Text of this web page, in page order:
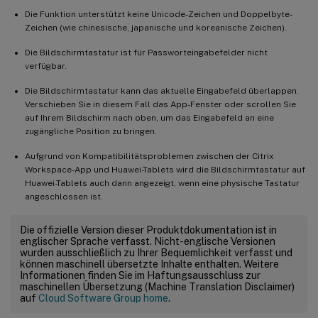
Die Funktion unterstützt keine Unicode-Zeichen und Doppelbyte-
Zeichen (wie chinesische, japanische und koreanische Zeichen).
Die Bildschirmtastatur ist für Passworteingabefelder nicht
verfügbar.
Die Bildschirmtastatur kann das aktuelle Eingabefeld überlappen.
Verschieben Sie in diesem Fall das App-Fenster oder scrollen Sie
auf Ihrem Bildschirm nach oben, um das Eingabefeld an eine
zugängliche Position zu bringen.
Aufgrund von Kompatibilitätsproblemen zwischen der Citrix
Workspace-App und Huawei-Tablets wird die Bildschirmtastatur auf
Huawei-Tablets auch dann angezeigt, wenn eine physische Tastatur
angeschlossen ist.
Die offizielle Version dieser Produktdokumentation ist in
englischer Sprache verfasst. Nicht-englische Versionen
wurden ausschließlich zu Ihrer Bequemlichkeit verfasst und
können maschinell übersetzte Inhalte enthalten. Weitere
Informationen finden Sie im Haftungsausschluss zur
maschinellen Übersetzung (Machine Translation Disclaimer)
auf Cloud Software Group home.